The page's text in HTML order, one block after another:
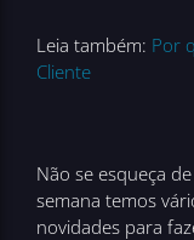
Leia também: Por
Cliente
Não se esqueça
semana temos
novidades para